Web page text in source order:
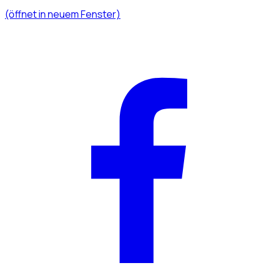
(öffnet in neuem Fenster)